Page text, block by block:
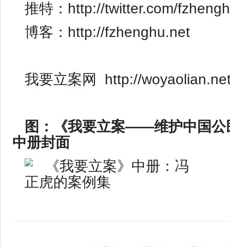
推特： http://twitter.com/
博客： http://fzhenghu.net
我要立案网 http://
图：《我要立案——维护中国公
中册封面